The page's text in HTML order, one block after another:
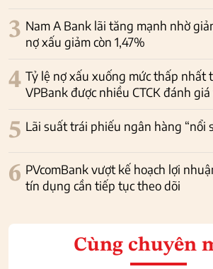
3 Nam A Bank lãi tăng mạnh nhờ
nợ xấu giảm còn 1,47%
4 Tỷ lệ nợ xấu xuống mức thấp nhất
VPBank được nhiều CTCK đánh giá
5 Lãi suất trái phiếu ngân hàng “nổi
6 PVcomBank vượt kế hoạch lợi
tín dụng cần tiếp tục theo dõi
Cùng chuyên